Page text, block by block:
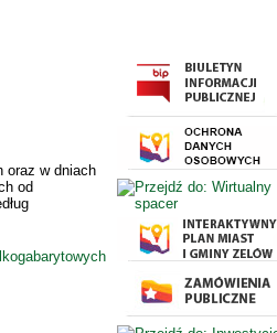
oraz w dniach
od